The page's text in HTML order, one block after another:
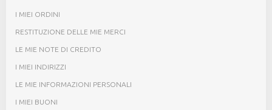
I MIEI ORDINI
RESTITUZIONE DELLE MIE MERCI
LE MIE NOTE DI CREDITO
I MIEI INDIRIZZI
LE MIE INFORMAZIONI PERSONALI
I MIEI BUONI